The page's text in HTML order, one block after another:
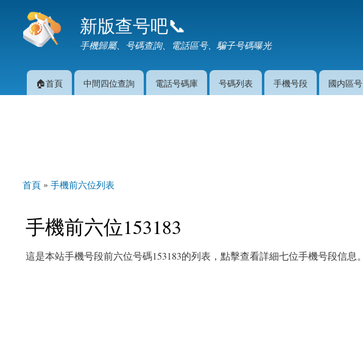
新版查号吧📞
手機歸屬、号碼查詢、電話區号、騙子号碼曝光
主選單🏠首頁 中間四位查詢 電話号碼庫 号碼列表 手機号段 國内區号
您在這裡
首頁 » 手機前六位列表
手機前六位153183
這是本站手機号段前六位号碼153183的列表，點擊查看詳細七位手機号段信息。